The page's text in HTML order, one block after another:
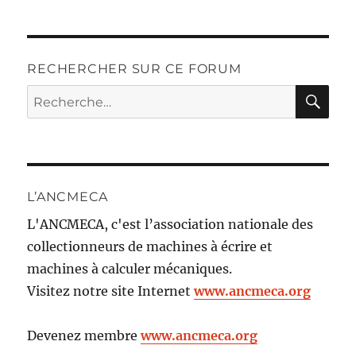
RECHERCHER SUR CE FORUM
Recherche
pour :
L’ANCMECA
L'ANCMECA, c'est l’association nationale des
collectionneurs de machines à écrire et
machines à calculer mécaniques.
Visitez notre site Internetwww.ancmeca.org
Devenez membrewww.ancmeca.org